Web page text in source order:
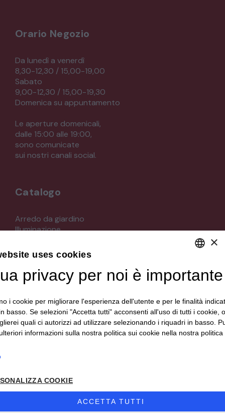
ARREDO DA GIARDINO
DECORAZIONI OGGETTISTICA ILLUMINAZIONE
Orario Negozio
Da lunedì a venerdì
8,30-12,30 / 15,00-19,00
Sabato
9,00-12,30 / 15,00-19,30
Domenica su appuntamento
Le aperture domenicali,
dalle 15:00 alle 19:00,
sono comunicate
sui nostri canali social.
Catalogo
Arredo da giardino
Illuminazione
Mobili
Oggettistica
Orologeria
Quadri stampe
Strumenti musicali e accessori
Tappeti e tessuti
Veicoli d'epoca
DEFAULT LANGUAGE
ITALIAN
×
uses cookies
privacy per noi è importante
i cookie per migliorare l'esperienza dell'utente e per le finalità
basso. Se selezioni "Accetta tutti" acconsenti all'uso di tutti i cookie,
quali ci autorizzi ad utilizzare selezionando i riquadri in basso.
informazioni sulla nostra politica sui cookie nella nostra politica
COOKIE
ACCETTA TUTTI